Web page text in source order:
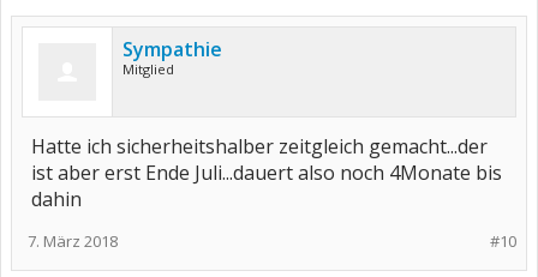
Sympathie
Mitglied
Hatte ich sicherheitshalber zeitgleich gemacht...der
ist aber erst Ende Juli...dauert also noch 4Monate bis
dahin
#10
7. März 2018